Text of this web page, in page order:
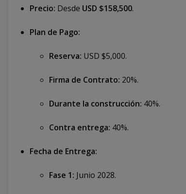
Precio: Desde USD $158,500.
Plan de Pago:
Reserva: USD $5,000.
Firma de Contrato: 20%.
Durante la construcción: 40%.
Contra entrega: 40%.
Fecha de Entrega:
Fase 1: Junio 2028.